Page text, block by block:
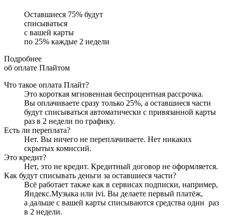
Оставшиеся 75% будут
списываться
с вашей карты
по 25% каждые 2 недели
Подробнее
об оплате Плайтом
Что такое оплата Плайт?
Это короткая мгновенная беспроцентная рассрочка.
Вы оплачиваете сразу только 25%, а оставшиеся части
будут списываться автоматически с привязанной карты
раз в 2 недели по графику.
Есть ли переплата?
Нет. Вы ничего не переплачиваете. Нет никаких
скрытых комиссий.
Это кредит?
Нет, это не кредит. Кредитный договор не оформляется.
Как будут списывать деньги за оставшиеся части?
Всё работает также как в сервисах подписки, например,
Яндекс.Музыка или ivi. Вы делаете первый платёж,
а дальше с вашей карты списываются средства один раз
в 2 недели.